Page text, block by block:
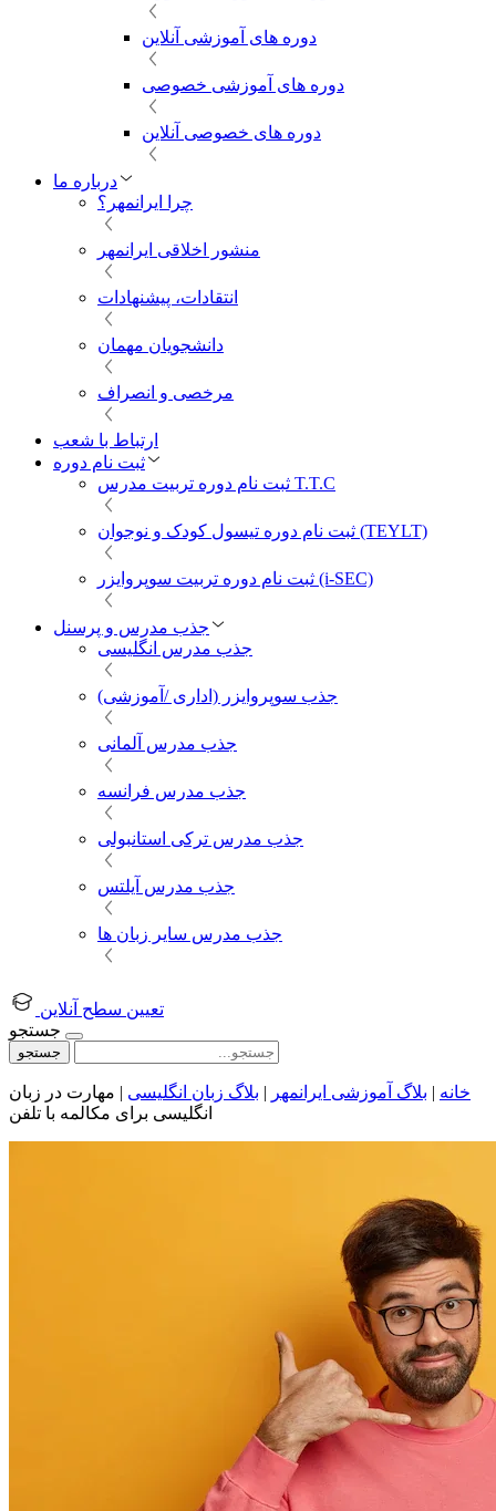
دوره های آموزشی آنلاین
دوره های آموزشی خصوصی
دوره های خصوصی آنلاین
درباره ما
چرا ایرانمهر؟
منشور اخلاقی ایرانمهر
انتقادات، پیشنهادات
دانشجویان مهمان
مرخصی و انصراف
ارتباط با شعب
ثبت نام دوره
ثبت نام دوره تربیت مدرس T.T.C
ثبت نام دوره تیسول کودک و نوجوان (TEYLT)
ثبت نام دوره تربیت سوپروایزر (i-SEC)
جذب مدرس و پرسنل
جذب مدرس انگلیسی
جذب سوپروایزر (اداری /آموزشی)
جذب مدرس آلمانی
جذب مدرس فرانسه
جذب مدرس ترکی استانبولی
جذب مدرس آیلتس
جذب مدرس سایر زبان ها
تعیین سطح آنلاین
جستجو
جستجو
خانه | بلاگ آموزشی ایرانمهر | بلاگ زبان انگلیسی | مهارت در زبان
انگلیسی برای مکالمه با تلفن